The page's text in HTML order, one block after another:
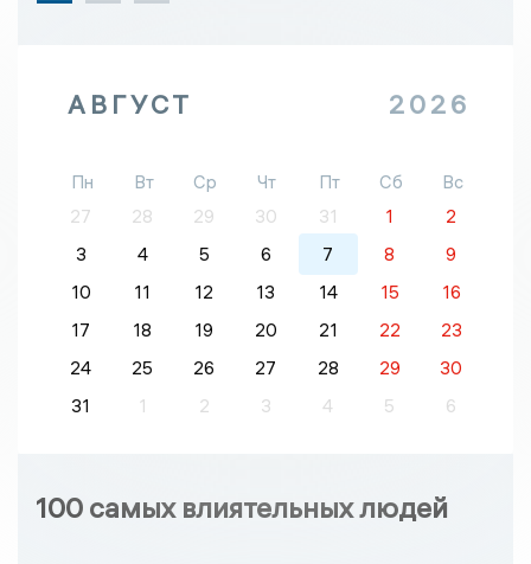
АВГУСТ 2026
Пн Вт Ср Чт Пт Сб
Вс
27
28 29 30 31 1
2
3
4 5 6 7 8
9
10
11 12 13 14 15
16
17
18 19 20 21 22
23
24
25 26 27 28 29
30
31
1 2 3 4 5 6
100 самых влиятельных людей